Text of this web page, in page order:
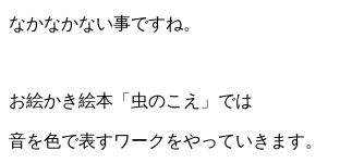
なかなかない事ですね。
お絵かき絵本「虫のこえ」では
音を色で表すワークをやっていきます。